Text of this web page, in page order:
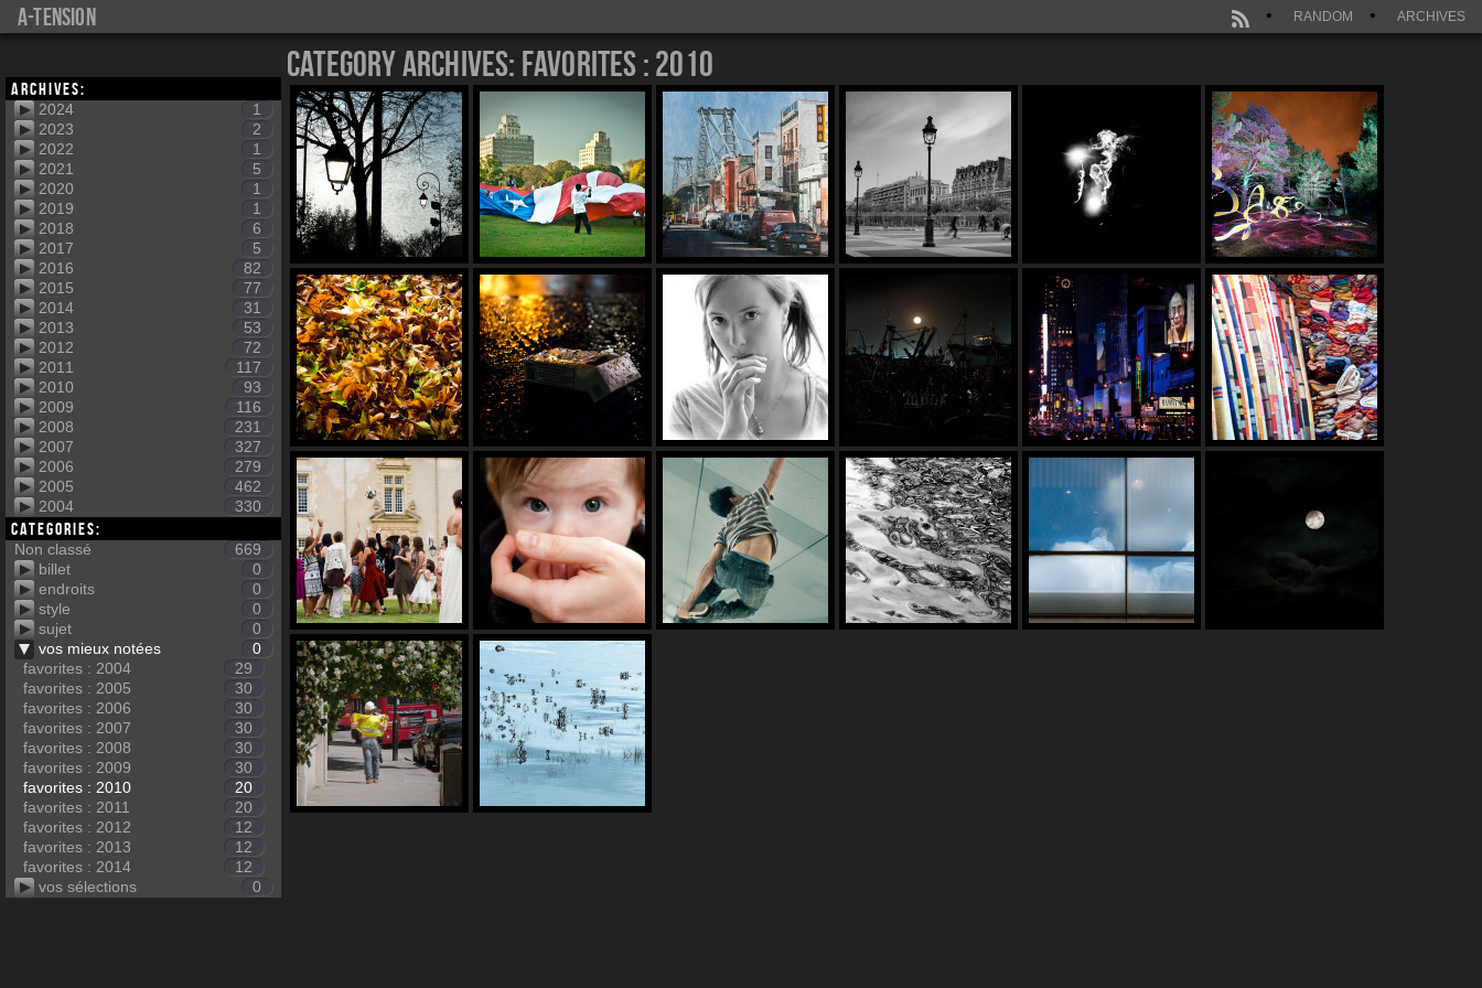
a-tension RANDOM ARCHIVES
Archives:
2024
1
2023
2
2022
1
2021
5
2020
1
2019
1
2018
6
2017
5
2016
82
2015
77
2014
31
2013
53
2012
72
2011
117
2010
93
2009
116
2008
231
2007
327
2006
279
2005
462
2004
330
Categories:
Non classé
669
billet
0
endroits
0
style
0
sujet
0
vos mieux notées
0
favorites : 2004
29
favorites : 2005
30
favorites : 2006
30
favorites : 2007
30
favorites : 2008
30
favorites : 2009
30
favorites : 2010
20
favorites : 2011
20
favorites : 2012
12
favorites : 2013
12
favorites : 2014
12
vos sélections
0
Category Archives: favorites : 2010